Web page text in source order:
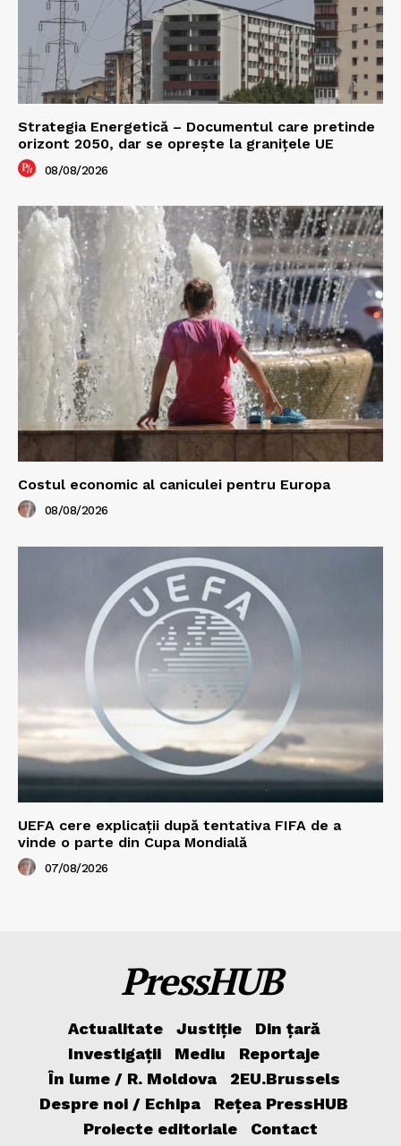
Strategia Energetică – Documentul care pretinde
orizont 2050, dar se oprește la granițele UE
08/08/2026
Costul economic al caniculei pentru Europa
08/08/2026
UEFA cere explicații după tentativa FIFA de a
vinde o parte din Cupa Mondială
07/08/2026
PressHUB
Actualitate Justiție
Din țară
Investigații
Mediu
Reportaje
În lume / R. Moldova
2EU.Brussels
Despre noi / Echipa
Rețea PressHUB
Proiecte editoriale
Contact